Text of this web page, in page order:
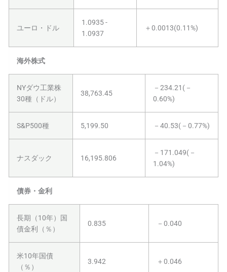
ユーロ・ドル
1.0935 -
1.0937
＋0.0013(0.11%)
海外株式
NYダウ工業株
30種（ドル）
38,763.45
－234.21(－
0.60%)
S&P500種 5,199.50 －40.53(－0.77%)
ナスダック 16,195.806
－171.049(－
1.04%)
債券・金利
長期（10年）国
債金利（％）
0.835 －0.040
米10年国債
（％）
3.942 ＋0.046